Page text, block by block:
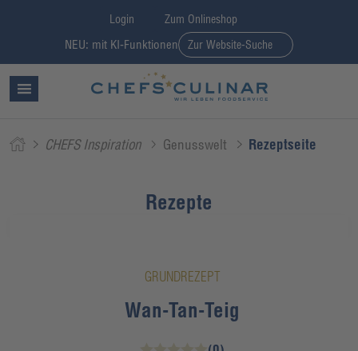
Login Zum Onlineshop
NEU: mit KI-Funktionen Zur Website-Suche
CHEFS Inspiration Genusswelt Rezeptseite
Rezepte
GRUNDREZEPT
Wan-Tan-Teig